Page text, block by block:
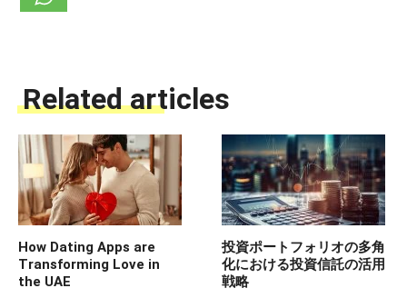
Related articles
How Dating Apps are
Transforming Love in
the UAE
投資ポートフォリオの多角
化における投資信託の活用
戦略